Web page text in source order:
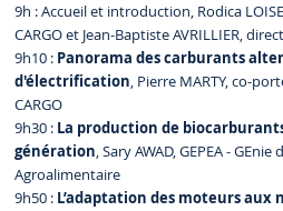
9h : Accueil et introduction, Rodica
CARGO et Jean-Baptiste AVRILLIER,
9h10 : Panorama des carburants
d'électrification, Pierre MARTY, co-
CARGO
9h30 : La production de
génération, Sary AWAD, GEPEA -
Agroalimentaire
9h50 : L’adaptation des moteurs